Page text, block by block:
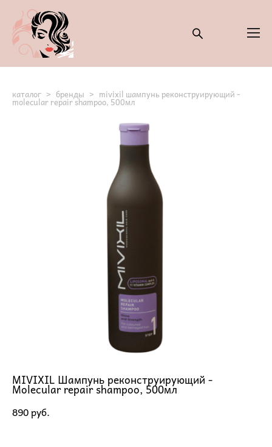
каталог > бренды > mivixil шампунь реконструирующий -
molecular repair shampoo, 500мл
MIVIXIL Шампунь реконструирующий -
Molecular repair shampoo, 500мл
890 pуб.